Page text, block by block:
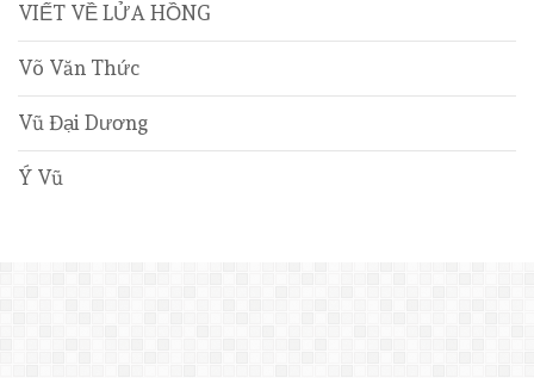
VIẾT VỀ LỬA HỒNG
Võ Văn Thức
Vũ Đại Dương
Ý Vũ